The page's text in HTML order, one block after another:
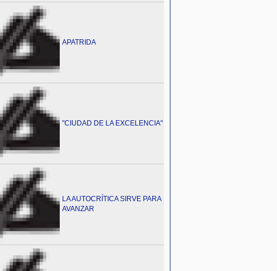
APATRIDA
"CIUDAD DE LA EXCELENCIA"
LA AUTOCRÍTICA SIRVE PARA
AVANZAR